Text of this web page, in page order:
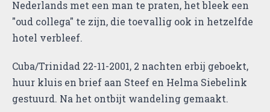
Nederlands met een man te praten, het bleek een
"oud collega" te zijn, die toevallig ook in hetzelfde
hotel verbleef.
Cuba/Trinidad 22-11-2001, 2 nachten erbij geboekt,
huur kluis en brief aan Steef en Helma Siebelink
gestuurd. Na het ontbijt wandeling gemaakt.